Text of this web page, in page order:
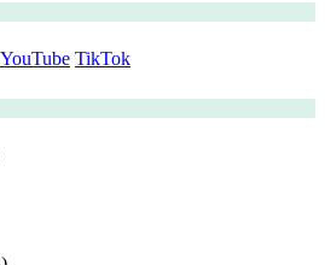
YouTube TikTok